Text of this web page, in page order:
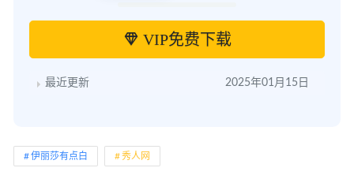
VIP免费下载
最近更新 2025年01月15日
伊丽莎有点白 秀人网